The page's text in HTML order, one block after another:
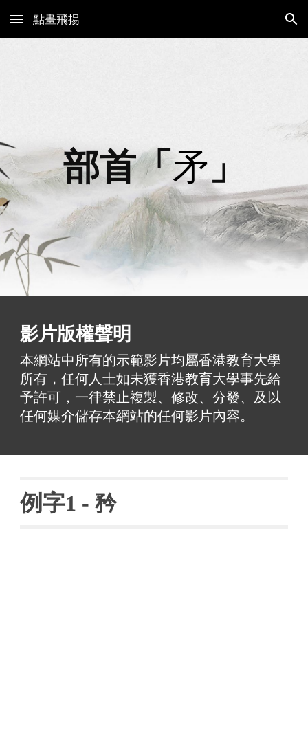
Skip to main content Skip to navigation
點畫飛揚
部首「矛 」
影片版權聲明
本網站中所有的示範影片均屬香港教育大學
所有，任何人士如未獲香港教育大學事先給
予許可，一律禁止複製、修改、分發、及以
任何媒介儲存本網站的任何影片內容。
例字1 - 矜